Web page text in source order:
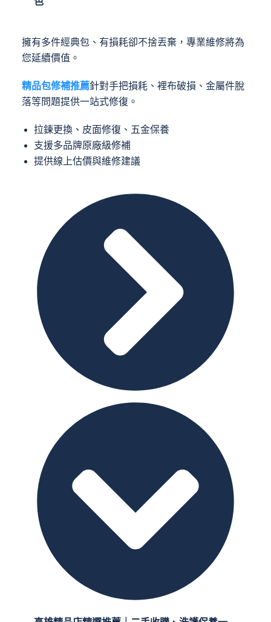
擁有多件經典包、有損耗卻不捨丟棄，專業維修將為
您延續價值。
精品包修補推薦針對手把損耗、裡布破損、金屬件脫
落等問題提供一站式修復。
拉鍊更換、皮面修復、五金保養
支援多品牌原廠級修補
提供線上估價與維修建議